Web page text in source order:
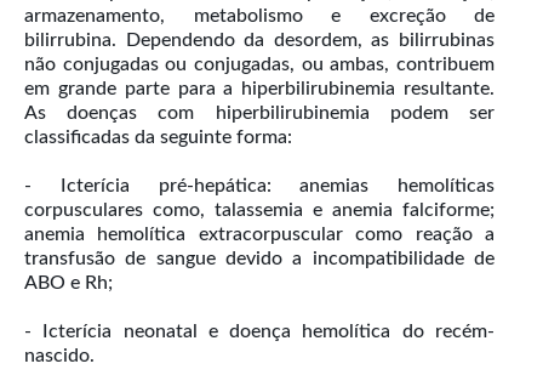
armazenamento, metabolismo e excreção de
bilirrubina. Dependendo da desordem, as bilirrubinas
não conjugadas ou conjugadas, ou ambas, contribuem
em grande parte para a hiperbilirubinemia resultante.
As doenças com hiperbilirubinemia podem ser
classificadas da seguinte forma:
- Icterícia pré-hepática: anemias hemolíticas
corpusculares como, talassemia e anemia falciforme;
anemia hemolítica extracorpuscular como reação a
transfusão de sangue devido a incompatibilidade de
ABO e Rh;
- Icterícia neonatal e doença hemolítica do recém-
nascido.